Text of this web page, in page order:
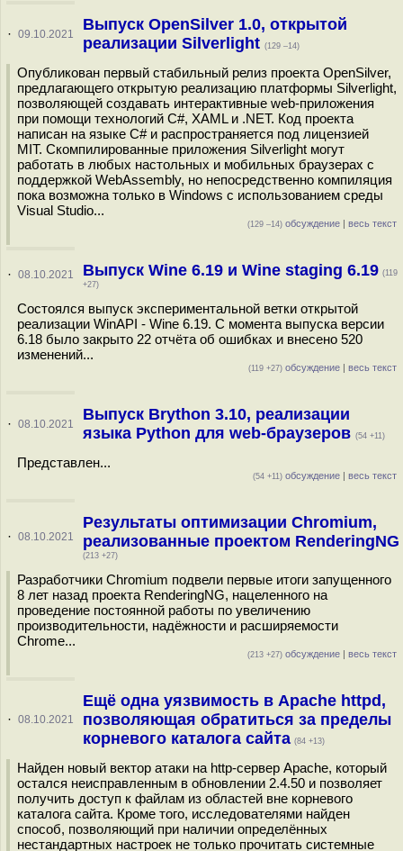
· 09.10.2021
Выпуск OpenSilver 1.0, открытой
реализации Silverlight (129 –14)
Опубликован первый стабильный релиз проекта OpenSilver,
предлагающего открытую реализацию платформы Silverlight,
позволяющей создавать интерактивные web-приложения
при помощи технологий C#, XAML и .NET. Код проекта
написан на языке C# и распространяется под лицензией
MIT. Скомпилированные приложения Silverlight могут
работать в любых настольных и мобильных браузерах с
поддержкой WebAssembly, но непосредственно компиляция
пока возможна только в Windows с использованием среды
Visual Studio...
(129 –14) обсуждение | весь текст
· 08.10.2021 Выпуск Wine 6.19 и Wine staging 6.19 (119
+27)
Состоялся выпуск экспериментальной ветки открытой
реализации WinAPI - Wine 6.19. С момента выпуска версии
6.18 было закрыто 22 отчёта об ошибках и внесено 520
изменений...
(119 +27) обсуждение | весь текст
· 08.10.2021
Выпуск Brython 3.10, реализации
языка Python для web-браузеров (54 +11)
Представлен...
(54 +11) обсуждение | весь текст
· 08.10.2021
Результаты оптимизации Chromium,
реализованные проектом RenderingNG
(213 +27)
Разработчики Chromium подвели первые итоги запущенного
8 лет назад проекта RenderingNG, нацеленного на
проведение постоянной работы по увеличению
производительности, надёжности и расширяемости
Chrome...
(213 +27) обсуждение | весь текст
· 08.10.2021
Ещё одна уязвимость в Apache httpd,
позволяющая обратиться за пределы
корневого каталога сайта (84 +13)
Найден новый вектор атаки на http-сервер Apache, который
остался неисправленным в обновлении 2.4.50 и позволяет
получить доступ к файлам из областей вне корневого
каталога сайта. Кроме того, исследователями найден
способ, позволяющий при наличии определённых
нестандартных настроек не только прочитать системные